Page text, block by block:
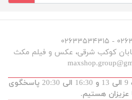
شنبه تا پنجشنبه از ساعت 9 الی 13 و 16:30 الی 20:30 پاسخگوی
عزیزان هستیم.